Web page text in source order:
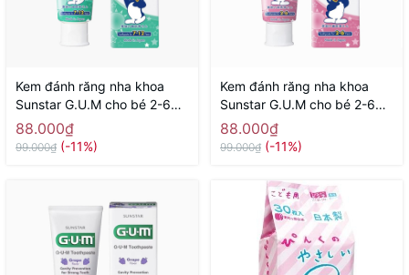
Kem đánh răng nha khoa
Sunstar G.U.M cho bé 2-6
tuổi 70g ( hương bạc hà) -
Hàng Nhật nội địa
88.000₫
99.000₫ (-11%)
Kem đánh răng nha khoa
Sunstar G.U.M cho bé 2-6
tuổi 70g ( hương dâu) -
Hàng Nhật nội địa
88.000₫
99.000₫ (-11%)